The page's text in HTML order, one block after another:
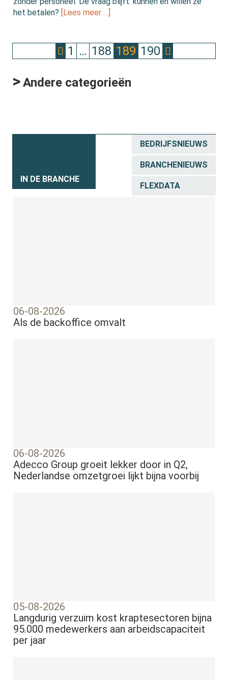
het betalen? [Lees meer …]
1 … 188 189 190
>Andere categorieën
IN DE BRANCHE
BEDRIJFSNIEUWS
BRANCHENIEUWS
FLEXDATA
06-08-2026
Als de backoffice omvalt
06-08-2026
Adecco Group groeit lekker door in Q2,
Nederlandse omzetgroei lijkt bijna voorbij
05-08-2026
Langdurig verzuim kost kraptesectoren bijna
95.000 medewerkers aan arbeidscapaciteit
per jaar